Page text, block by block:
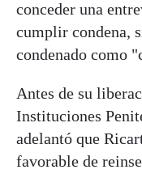
conceder una
cumplir condena,
condenado como
Antes de su
Instituciones
adelantó que
favorable de